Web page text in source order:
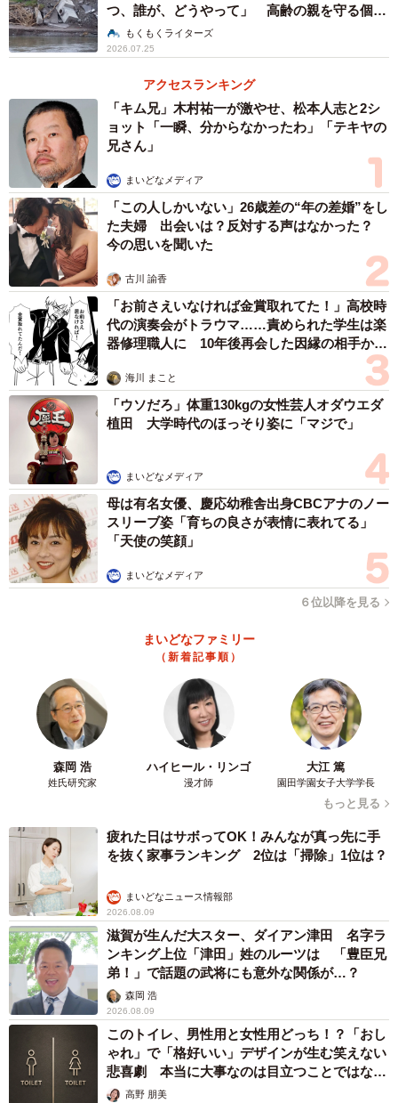
つ、誰が、どうやって」 高齢の親を守る個別
避難計画【社会福祉士が解説】
もくもくライターズ
2026.07.25
アクセスランキング
「キム兄」木村祐一が激やせ、松本人志と2シ
ョット「一瞬、分からなかったわ」「テキヤの
兄さん」
まいどなメディア
「この人しかいない」26歳差の“年の差婚”をし
た夫婦 出会いは？反対する声はなかった？
今の思いを聞いた
古川 諭香
「お前さえいなければ金賞取れてた！」高校時
代の演奏会がトラウマ……責められた学生は楽
器修理職人に 10年後再会した因縁の相手から
海川 まこと
「ウソだろ」体重130kgの女性芸人オダウエダ
植田 大学時代のほっそり姿に「マジで」
まいどなメディア
母は有名女優、慶応幼稚舎出身CBCアナのノー
スリーブ姿「育ちの良さが表情に表れてる」
「天使の笑顔」
まいどなメディア
６位以降を見る
まいどなファミリー
（新着記事順）
森岡 浩
姓氏研究家
ハイヒール・リンゴ
漫才師
大江 篤
園田学園女子大学学長
もっと見る
疲れた日はサボってOK！みんなが真っ先に手
を抜く家事ランキング 2位は「掃除」1位は？
まいどなニュース情報部
2026.08.09
滋賀が生んだ大スター、ダイアン津田 名字ラ
ンキング上位「津田」姓のルーツは 「豊臣兄
弟！」で話題の武将にも意外な関係が…？
森岡 浩
2026.08.09
このトイレ、男性用と女性用どっち！？「おし
ゃれ」で「格好いい」デザインが生む笑えない
悲喜劇 本当に大事なのは目立つことではな
く…高野 朋美